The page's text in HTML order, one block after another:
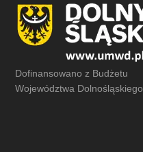
Dofinansowano z Budżetu
Województwa Dolnośląskiego